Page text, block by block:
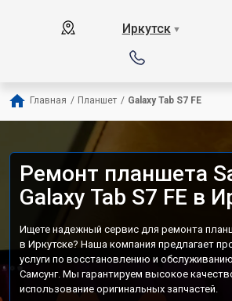
Иркутск ▼
Главная / Планшет / Galaxy Tab S7 FE
Ремонт планшета
Galaxy Tab S7 FE в
Ищете надежный сервис для ремонта
в Иркутске? Наша компания предлагает
услуги по восстановлению и
Самсунг. Мы гарантируем высокое
использование оригинальных запчастей.